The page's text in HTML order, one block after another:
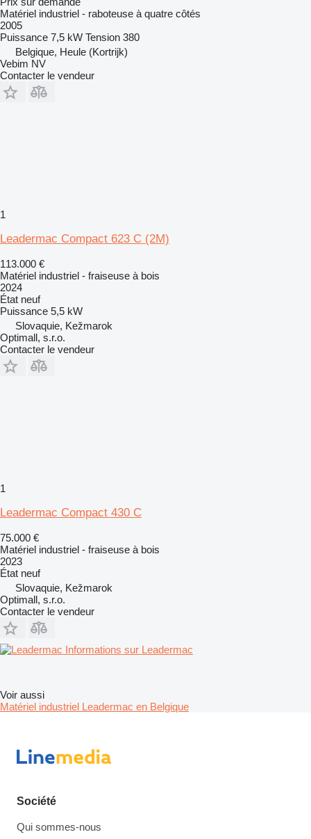
Matériel industriel - raboteuse à quatre côtés
2005
Puissance 7,5 kW Tension 380
Belgique, Heule (Kortrijk)
Vebim NV
Contacter le vendeur
1
Leadermac Compact 623 C (2M)
113.000 €
Matériel industriel - fraiseuse à bois
2024
État neuf
Puissance 5,5 kW
Slovaquie, Kežmarok
Optimall, s.r.o.
Contacter le vendeur
1
Leadermac Compact 430 C
75.000 €
Matériel industriel - fraiseuse à bois
2023
État neuf
Slovaquie, Kežmarok
Optimall, s.r.o.
Contacter le vendeur
Informations sur Leadermac
Voir aussi
Matériel industriel Leadermac en Belgique
Société
Qui sommes-nous